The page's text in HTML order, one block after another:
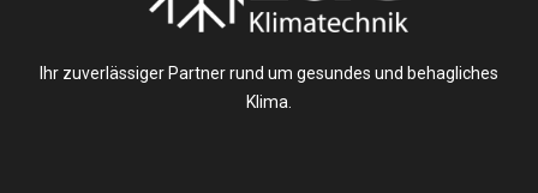
Ihr zuverlässiger Partner rund um gesundes und behagliches
Klima.